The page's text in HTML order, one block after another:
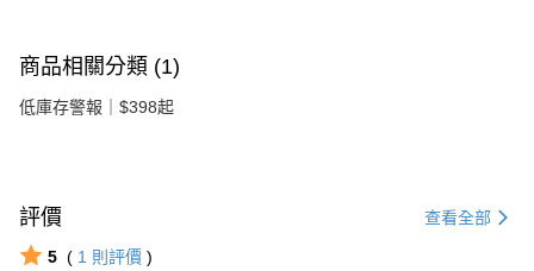
商品相關分類 (1)
低庫存警報｜$398起
評價 查看全部
5 ( 1 則評價 )